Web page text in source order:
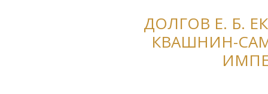
ДОЛГОВ Е. Б.
КВАШНИН-